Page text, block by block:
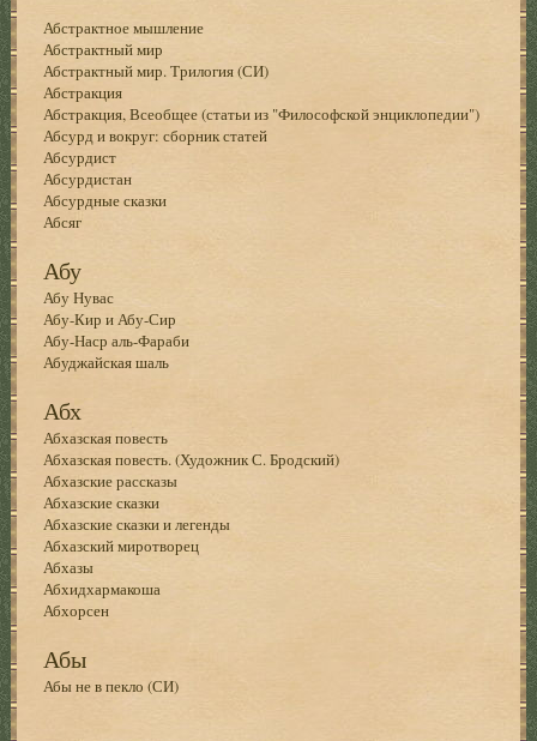
Абстрактное мышление
Абстрактный мир
Абстрактный мир. Трилогия (СИ)
Абстракция
Абстракция, Всеобщее (статьи из "Философской энциклопедии")
Абсурд и вокруг: сборник статей
Абсурдист
Абсурдистан
Абсурдные сказки
Абсяг
Абу
Абу Нувас
Абу-Кир и Абу-Сир
Абу-Наср аль-Фараби
Абуджайская шаль
Абх
Абхазская повесть
Абхазская повесть. (Художник С. Бродский)
Абхазские рассказы
Абхазские сказки
Абхазские сказки и легенды
Абхазский миротворец
Абхазы
Абхидхармакоша
Абхорсен
Абы
Абы не в пекло (СИ)